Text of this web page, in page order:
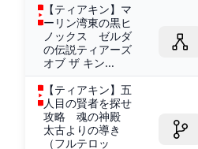
【ティアキン】マ
ーリン湾東の黒ヒ
ノックス ゼルダ
の伝説ティアーズ
オブ ザ キン...
【ティアキン】五
人目の賢者を探せ
攻略 魂の神殿
太古よりの導き
（フルテロッ